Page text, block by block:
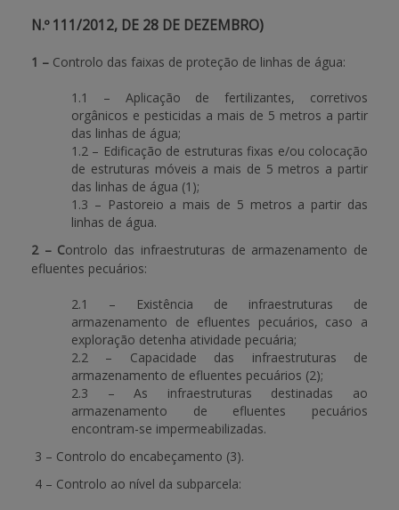
N.º 111/2012, DE 28 DE DEZEMBRO)
1 – Controlo das faixas de proteção de linhas de água:
1.1 – Aplicação de fertilizantes, corretivos
orgânicos e pesticidas a mais de 5 metros a partir
das linhas de água;
1.2 – Edificação de estruturas fixas e/ou colocação
de estruturas móveis a mais de 5 metros a partir
das linhas de água (1);
1.3 – Pastoreio a mais de 5 metros a partir das
linhas de água.
2 – Controlo das infraestruturas de armazenamento de
efluentes pecuários:
2.1 – Existência de infraestruturas de
armazenamento de efluentes pecuários, caso a
exploração detenha atividade pecuária;
2.2 – Capacidade das infraestruturas de
armazenamento de efluentes pecuários (2);
2.3 – As infraestruturas destinadas ao
armazenamento de efluentes pecuários
encontram-se impermeabilizadas.
3 – Controlo do encabeçamento (3).
4 – Controlo ao nível da subparcela: